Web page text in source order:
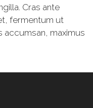
Cras ante
fermentum ut
accumsan, maximus